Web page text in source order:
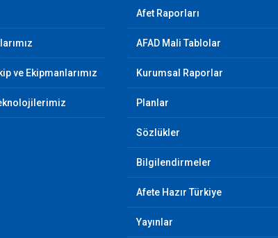
ve Ekipmanlarımız
Afet Raporları
AFAD Mali Tablolar
Kurumsal Raporlar
Planlar
Sözlükler
Bilgilendirmeler
Afete Hazır Türkiye
Yayınlar